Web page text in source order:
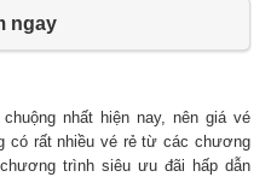
ngay
nhất hiện nay, nên giá vé
có rất nhiều vé rẻ từ các chương
trình siêu ưu đãi hấp dẫn